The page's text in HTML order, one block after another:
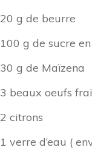
20 g de beurre
100 g de sucre
30 g de Maïzena
3 beaux oeufs
2 citrons
1 verre d’eau (